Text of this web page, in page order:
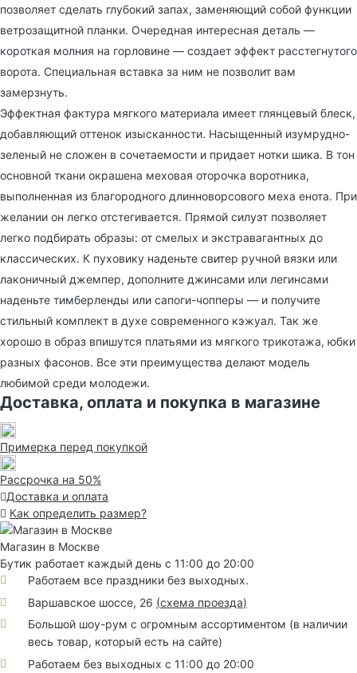
позволяет сделать глубокий запах, заменяющий собой функции
ветрозащитной планки. Очередная интересная деталь —
короткая молния на горловине — создает эффект расстегнутого
ворота. Специальная вставка за ним не позволит вам
замерзнуть.
Эффектная фактура мягкого материала имеет глянцевый блеск,
добавляющий оттенок изысканности. Насыщенный изумрудно-
зеленый не сложен в сочетаемости и придает нотки шика. В тон
основной ткани окрашена меховая оторочка воротника,
выполненная из благородного длинноворсового меха енота. При
желании он легко отстегивается. Прямой силуэт позволяет
легко подбирать образы: от смелых и экстравагантных до
классических. К пуховику наденьте свитер ручной вязки или
лаконичный джемпер, дополните джинсами или легинсами
наденьте тимберленды или сапоги-чопперы — и получите
стильный комплект в духе современного кэжуал. Так же
хорошо в образ впишутся платьями из мягкого трикотажа, юбки
разных фасонов. Все эти преимущества делают модель
любимой среди молодежи.
Доставка, оплата и покупка в магазине
Примерка перед покупкой
Рассрочка на 50%
Доставка и оплата
Как определить размер?
Магазин в Москве
Бутик работает каждый день с 11:00 до 20:00
Работаем все праздники без выходных.
Варшавское шоссе, 26 (схема проезда)
Большой шоу-рум с огромным ассортиментом (в наличии
весь товар, который есть на сайте)
Работаем без выходных с 11:00 до 20:00